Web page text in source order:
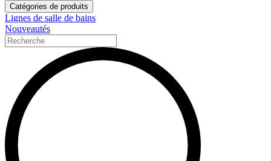
Catégories de produits
Lignes de salle de bains
Nouveautés